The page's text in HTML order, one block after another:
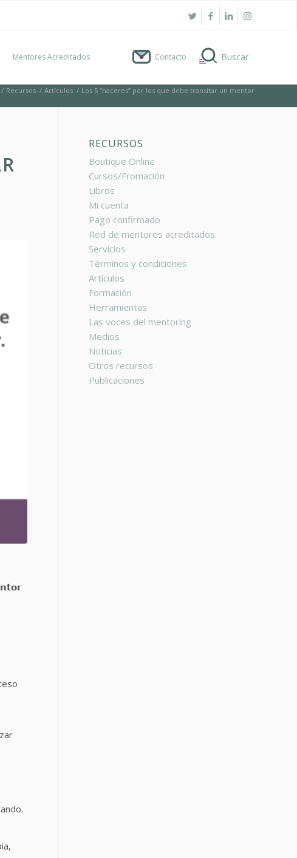
Mentores Acreditados Contacto
/ Recursos / Artículos / Los 5 “haceres” por los que debe transitar un mentor
RECURSOS
Boutique Online
Cursos/Fromación
Libros
Mi cuenta
Pago confirmado
Red de mentores acreditados
Servicios
Términos y condiciones
Artículos
Formación
Herramientas
Las voces del mentoring
Medios
Noticias
Otros recursos
Publicaciones